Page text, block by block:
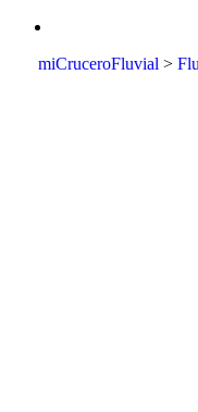
miCruceroFluvial >